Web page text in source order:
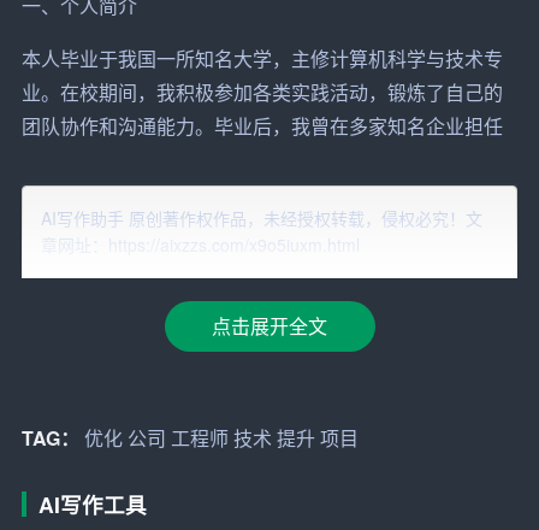
一、个人简介
本人毕业于我国一所知名大学，主修计算机科学与技术专
业。在校期间，我积极参加各类实践活动，锻炼了自己的
团队协作和沟通能力。毕业后，我曾在多家知名企业担任
不断提升自己的专业技能，取得了高级软件工程师职称。
二、工作经历与成果
1. 项目一：某知名电商企业
担任软件开发工程师，负责电商平台的后台开发工作。在
带来了显著的业绩提升。
2. 项目二：某互联网企业
AI写作助手 原创著作权作品，未经授权转载，侵权必究！文
章网址：https://aixzzs.com/x9o5iuxm.html
点击展开全文
TAG： 优化 公司 工程师技术 提升项目
AI写作工具